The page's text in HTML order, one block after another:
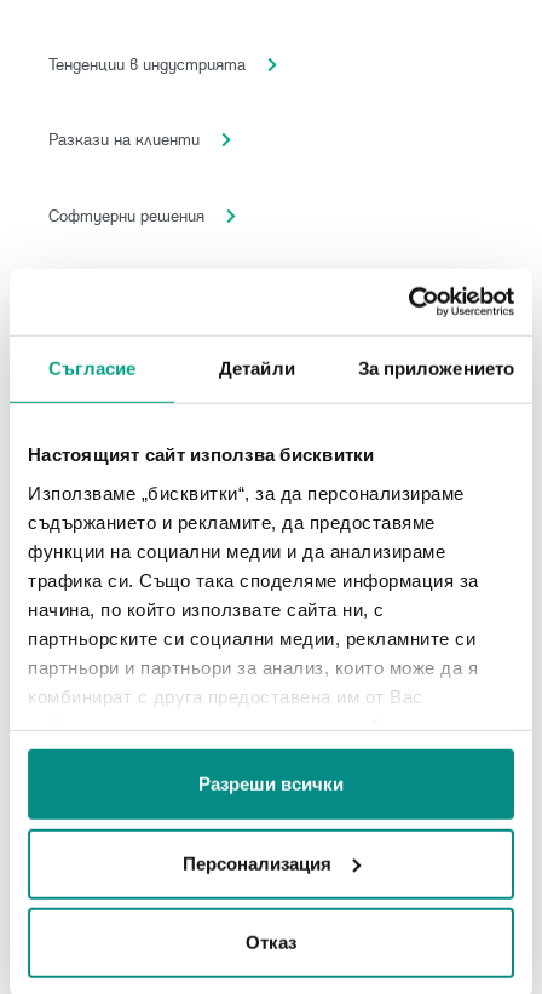
Съгласие Детайли За приложението
Настоящият сайт използва бисквитки
Използваме „бисквитки“, за да персонализираме
съдържанието и рекламите, да предоставяме
функции на социални медии и да анализираме
трафика си. Също така споделяме информация за
начина, по който използвате сайта ни, с
партньорските си социални медии, рекламните си
партньори и партньори за анализ, които може да я
комбинират с друга предоставена им от Вас
ползването от Ваша страна на услугите им.
Разреши всички
Персонализация
Отказ
Тенденции в индустрията
Разкази на клиенти
Софтуерни решения
Новини за компанията
Етикети
Автоматизация Анализ на данни и информация
Бизнес сгради и офиси Дигитализация
Комуникация с ползвателите
Мултифункционални комплекси Наемни отношения
Поддръжка и заявки Пропърти мениджмънт
PropTech